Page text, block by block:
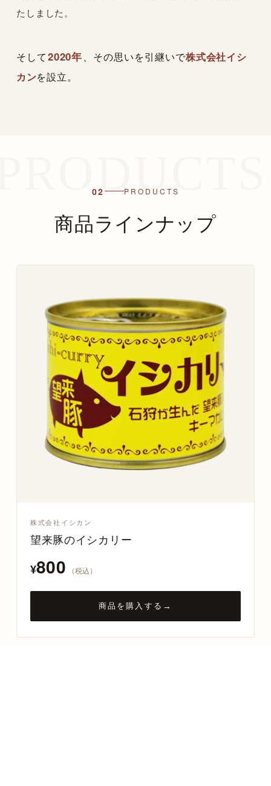
たしました。
そして 2020年 、その思いを引継いで株式会社イシ
カンを設立。
02 PRODUCTS
商品ラインナップ
株式会社イシカン
望来豚のイシカリー
¥800 （税込）
商品を購入する →